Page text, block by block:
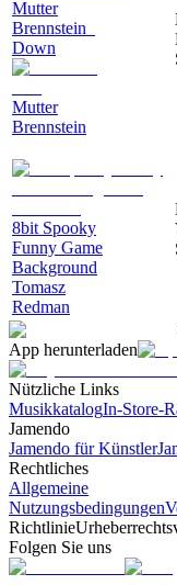
Mutter
Brennstein_
Down
Mutter
Brennstein
8bit Spooky
Funny Game
Background
Tomasz
Redman
App herunterladen
Nützliche Links
MusikkatalogIn-Store-
Jamendo
Jamendo für Künstler
Rechtliches
Allgemeine
Nutzungsbedingungen
Richtlinie
Folgen Sie uns